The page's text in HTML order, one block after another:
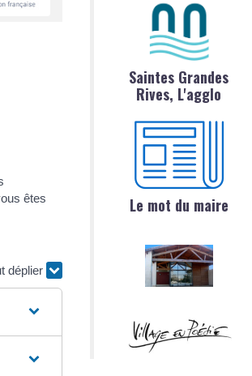
êtes
déplier
Saintes Grandes
Rives, L'agglo
Le mot du maire